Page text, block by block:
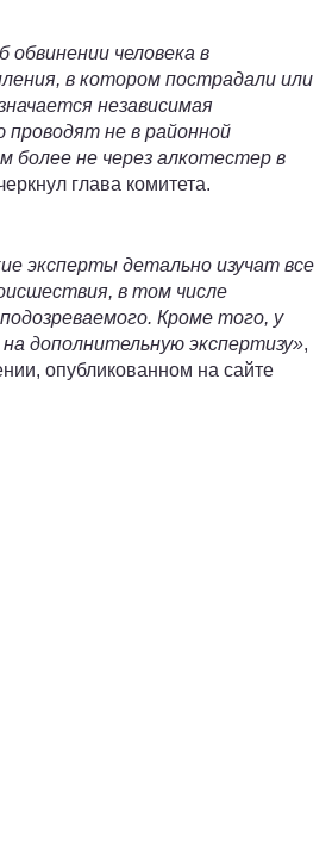
обвинении человека в
в котором пострадали или
независимая
проводят не в районной
более не через алкотестер в
глава комитета.
эксперты детально изучат все
в том числе
Кроме того, у
дополнительную экспертизу»,
опубликованном на сайте